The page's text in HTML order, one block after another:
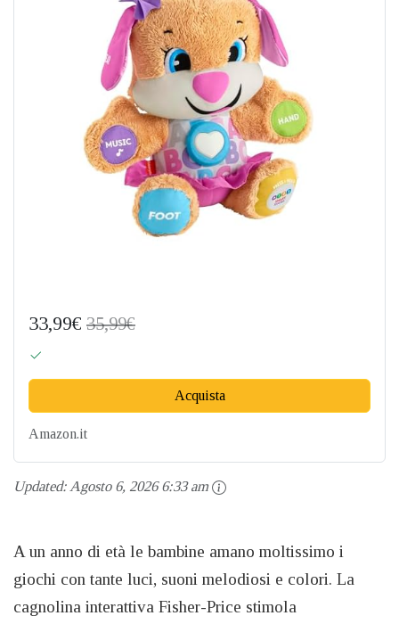
33,99€ 35,99€
Acquista
Amazon.it
Updated:Agosto 6, 2026 6:33 am
A un anno di età le bambine amano moltissimo i
giochi con tante luci, suoni melodiosi e colori. La
cagnolina interattiva Fisher-Price stimola